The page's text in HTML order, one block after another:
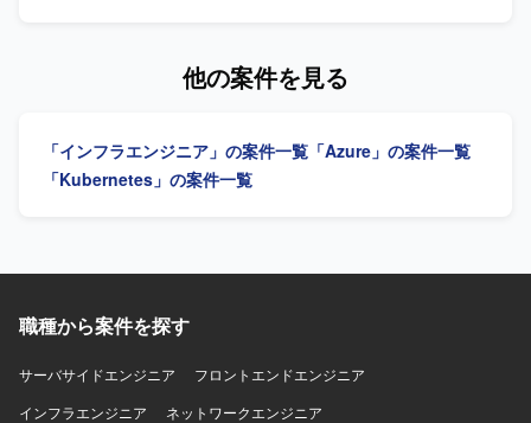
監視とアラートのコード化、PITRによるバックアップ・リ
て、信頼性工学や運用自動化のスキルを幅広く身につけて
Doorを用いた負荷分散、Azure Monitor / Application
Insights を用いた監視とアラートのコード化、PITRによる
境におけるサービス連携の設計・実装を主体的に推進でき
できます。 【開発環境】 Azure、Kubernetes Service、
Container Registory、Service Bus、Moniter Logs、
他の案件を見る
「インフラエンジニア」の案件一覧 「Azure」の案件一覧
「Kubernetes」の案件一覧
職種から案件を探す
サーバサイドエンジニア
フロントエンドエンジニア
インフラエンジニア
ネットワークエンジニア